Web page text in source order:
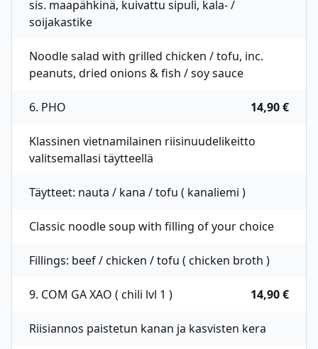
sis. maapähkinä, kuivattu sipuli, kala- /
soijakastike
Noodle salad with grilled chicken / tofu, inc.
peanuts, dried onions & fish / soy sauce
6. PHO 14,90 €
Klassinen vietnamilainen riisinuudelikeitto
valitsemallasi täytteellä
Täytteet: nauta / kana / tofu ( kanaliemi )
Classic noodle soup with filling of your choice
Fillings: beef / chicken / tofu ( chicken broth )
9. COM GA XAO ( chili lvl 1 ) 14,90 €
Riisiannos paistetun kanan ja kasvisten kera